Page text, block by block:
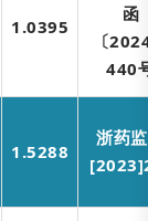
1.0395
函
〔
440
1.5288
浙药